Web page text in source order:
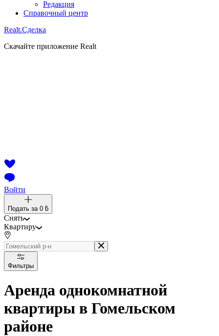
Редакция
Справочный центр
Realt.Сделка
Скачайте приложение Realt
Войти
Подать за 0 ƃ
Снять
Квартиру
Фильтры
Аренда однокомнатной
квартиры в Гомельском
районе